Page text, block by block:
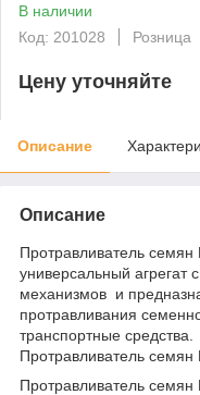
В наличии
Код: 201028
Розница
Цену уточняйте
Описание
Описание
Протравливатель
универсальный агрегат
механизмов и
протравливания
транспортные средства.
Протравливатель
Протравливатель